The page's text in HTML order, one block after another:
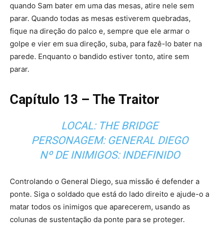
quando Sam bater em uma das mesas, atire nele sem
parar. Quando todas as mesas estiverem quebradas,
fique na direção do palco e, sempre que ele armar o
golpe e vier em sua direção, suba, para fazê-lo bater na
parede. Enquanto o bandido estiver tonto, atire sem
parar.
Capítulo 13 – The Traitor
LOCAL: THE BRIDGE
PERSONAGEM: GENERAL DIEGO
Nº DE INIMIGOS: INDEFINIDO
Controlando o General Diego, sua missão é defender a
ponte. Siga o soldado que está do lado direito e ajude-o a
matar todos os inimigos que aparecerem, usando as
colunas de sustentação da ponte para se proteger.